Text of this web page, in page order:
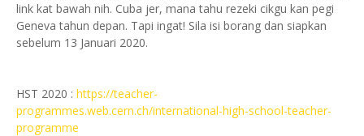
link kat bawah nih. Cuba jer, mana tahu rezeki cikgu kan pegi
Geneva tahun depan. Tapi ingat! Sila isi borang dan siapkan
sebelum 13 Januari 2020.
HST 2020 : https://teacher-
programmes.web.cern.ch/international-high-school-teacher-
programme